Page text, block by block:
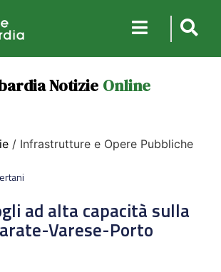
Notizie Online
/ Infrastrutture e Opere Pubbliche
ad alta capacità sulla
Varese-Porto